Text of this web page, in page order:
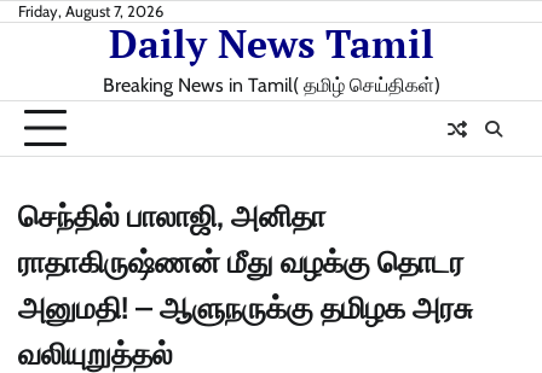
SkipFriday, August 7, 2026
Daily News Tamil
Breaking News in Tamil( தமிழ் செய்திகள்)
செந்தில் பாலாஜி, அனிதா
ராதாகிருஷ்ணன் மீது வழக்கு தொடர
அனுமதி! – ஆளுநருக்கு தமிழக அரசு
வலியுறுத்தல்